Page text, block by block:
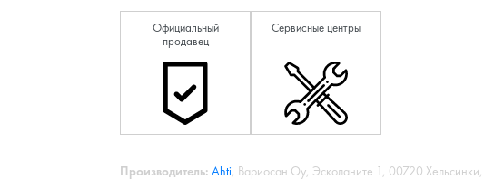
Официальный
продавец
Сервисные центры
Производитель: Ahti, Вариосан Оу, Эсколаните 1, 00720 Хельсинки,